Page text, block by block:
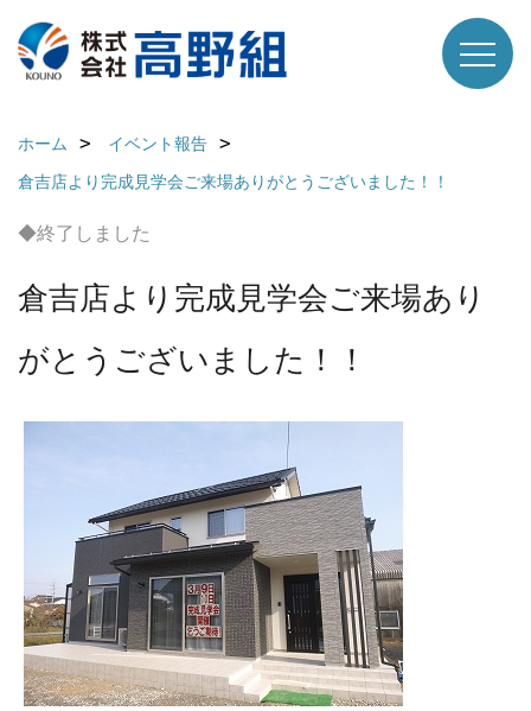
ホーム
イベント報告
倉吉店より完成見学会ご来場ありがとうございました！！
◆終了しました
倉吉店より完成見学会ご来場あり
がとうございました！！